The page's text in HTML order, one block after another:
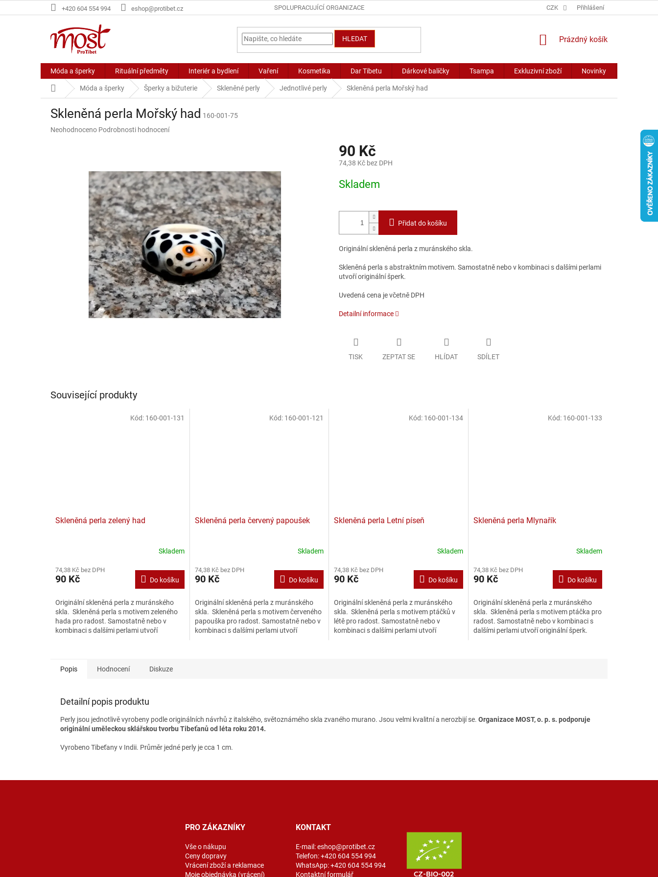
na
+420 604 554 994 eshop@protibet.cz SPOLUPRACUJÍCÍ ORGANIZACE CZK Přihlášení
HLEDAT
NÁKUPNÍ
Prázdný košík
Móda a šperky Rituální předměty Interiér a bydlení Vaření Kosmetika Dar Tibetu Dárkové balíčky Tsampa Exkluzivní zboží Novinky
Domů Móda a šperky Šperky a bižuterie Skleněné perly Jednotlivé perly Skleněná perla Mořský had
Skleněná perla Mořský had 160-001-75
Průměrné
Neohodnoceno Podrobnosti hodnocení
90 Kč
74,38 Kč bez DPH
cena:
Skladem
Přidat do košíku
Originální skleněná perla z muránského skla.
Skleněná perla s abstraktním motivem. Samostatně nebo v kombinaci s dalšími perlami
utvoří originální šperk.
Uvedená cena je včetně DPH
Detailní informace
TISK ZEPTAT SE HLÍDAT SDÍLET
Související produkty
Skleněná perla zelený had
Skladem
74,38 Kč bez DPH
90 Kč Do košíku
Originální skleněná perla z muránského
skla. Skleněná perla s motivem zeleného
hada pro radost. Samostatně nebo v
kombinaci s dalšími perlami utvoří
Kód: 160-001-131
Skleněná perla červený papoušek
Skladem
74,38 Kč bez DPH
90 Kč Do košíku
Originální skleněná perla z muránského
skla. Skleněná perla s motivem červeného
papouška pro radost. Samostatně nebo v
kombinaci s dalšími perlami utvoří
Kód: 160-001-121
Skleněná perla Letní píseň
Skladem
74,38 Kč bez DPH
90 Kč Do košíku
Originální skleněná perla z muránského
skla. Skleněná perla s motivem ptáčků v
létě pro radost. Samostatně nebo v
kombinaci s dalšími perlami utvoří
Kód: 160-001-134
Skleněná perla Mlynařík
Skladem
74,38 Kč bez DPH
90 Kč Do košíku
Originální skleněná perla z muránského
skla. Skleněná perla s motivem ptáčka pro
radost. Samostatně nebo v kombinaci s
dalšími perlami utvoří originální šperk.
Kód: 160-001-133
Popis Hodnocení Diskuze
Detailní popis produktu
Perly jsou jednotlivě vyrobeny podle originálních návrhů z italského, světoznámého skla zvaného murano. Jsou velmi kvalitní a nerozbijí se. Organizace MOST, o. p. s. podporuje
originální uměleckou sklářskou tvorbu Tibeťanů od léta roku 2014.
Vyrobeno Tibeťany v Indii. Průměr jedné perly je cca 1 cm.
PRO ZÁKAZNÍKY
Vše o nákupu
Ceny dopravy
Vrácení zboží a reklamace
Moje objednávka (vrácení)
KONTAKT
E-mail:eshop@protibet.cz
Telefon:+420 604 554 994
WhatsApp:+420 604 554 994
Kontaktní formulář